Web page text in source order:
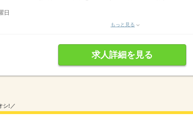
日
もっと見る
求人詳細を見る
シ!／